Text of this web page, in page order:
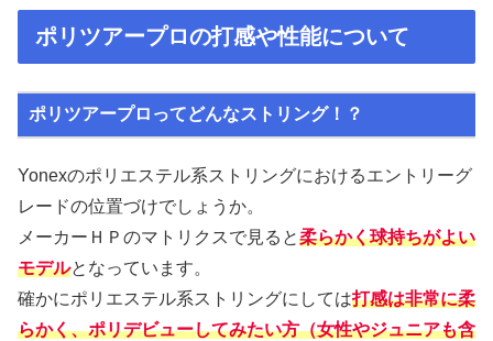
ポリツアープロの打感や性能について
ポリツアープロってどんなストリング！？
Yonexのポリエステル系ストリングにおけるエントリーグ
レードの位置づけでしょうか。
メーカーＨＰのマトリクスで見ると柔らかく球持ちがよい
モデルとなっています。
確かにポリエステル系ストリングにしては打感は非常に柔
らかく、ポリデビューしてみたい方（女性やジュニアも含